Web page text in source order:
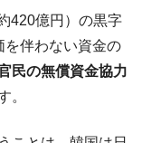
420億円）の黒字
を伴わない資金の
民の無償資金協力
。